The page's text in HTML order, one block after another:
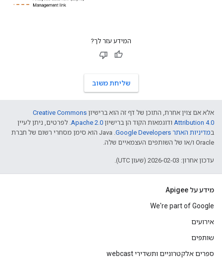
המידע עזר לך?
שליחת משוב
אלא אם צוין אחרת, התוכן של דף זה הוא ברישיון Creative Commons
Attribution 4.0 ודוגמאות הקוד הן ברישיון Apache 2.0. לפרטים, ניתן לעיין
במדיניות האתר Google Developers‏
.‏ Java הוא סימן מסחרי רשום של חברת
Oracle ו/או של השותפים העצמאיים שלה.
עדכון אחרון: 2026-02-03 (שעון UTC).
מידע על Apigee
We're part of Google
אירועים
שותפים
ספרים אלקטרוניים ותשדירי webcast